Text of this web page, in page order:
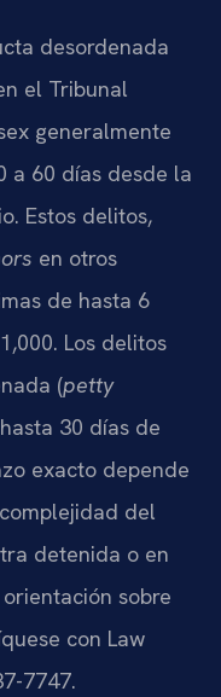
desordenada
el Tribunal
generalmente
a 60 días desde la
Estos delitos,
en otros
de hasta 6
Los delitos
(petty
30 días de
exacto depende
del
detenida o en
sobre
con Law
7747.